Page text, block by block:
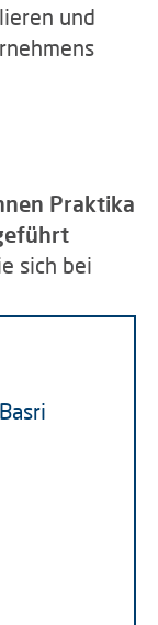
und
Praktika
sich bei